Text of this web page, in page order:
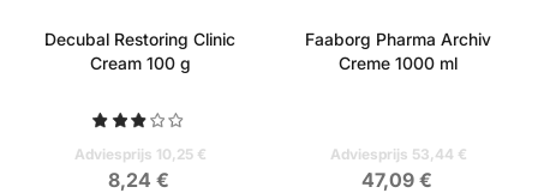
Decubal Restoring Clinic
Cream 100 g
Adviesprijs 10,25 €
8,24 €
Faaborg Pharma Archiv
Creme 1000 ml
Adviesprijs 53,44 €
47,09 €